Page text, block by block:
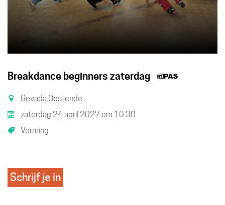
Breakdance beginners zaterdag
Gevada Oostende
zaterdag 24 april 2027 om 10:30
Vorming
Schrijf je in